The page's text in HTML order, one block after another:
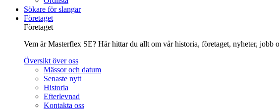
Sökare för slangar
Företaget
Företaget
Vem är Masterflex SE? Här hittar du allt om vår historia, företaget, nyheter, jobb
Översikt över oss
Mässor och datum
Senaste nytt
Historia
Efterlevnad
Kontakta oss